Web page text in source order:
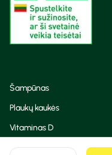
Šampūnas
Plaukų kaukės
Vitaminas D
Korėjietiška kosmetika